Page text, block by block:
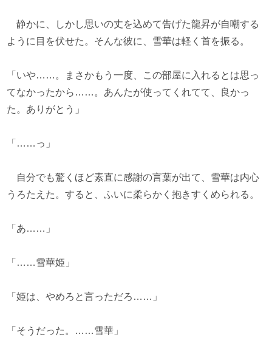
静かに、しかし思いの丈を込めて告げた龍昇が自嘲する
ように目を伏せた。そんな彼に、雪華は軽く首を振る。
「いや……。まさかもう一度、この部屋に入れるとは思っ
てなかったから……。あんたが使ってくれてて、良かっ
た。ありがとう」
「……っ」
自分でも驚くほど素直に感謝の言葉が出て、雪華は内心
うろたえた。すると、ふいに柔らかく抱きすくめられる。
「あ……」
「……雪華姫」
「姫は、やめろと言っただろ……」
「そうだった。……雪華」